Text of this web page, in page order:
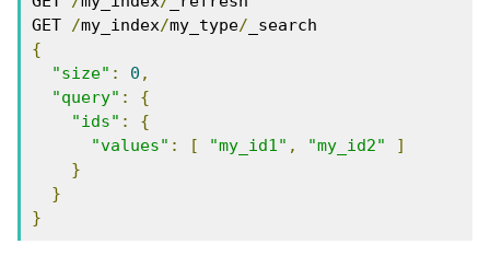
GET /my_index/my_type/
{
"size" : 0 ,
"query" :
{
"ids" :
{
"values" : [ "my_id1" , "my_id2"
]
}
}
}